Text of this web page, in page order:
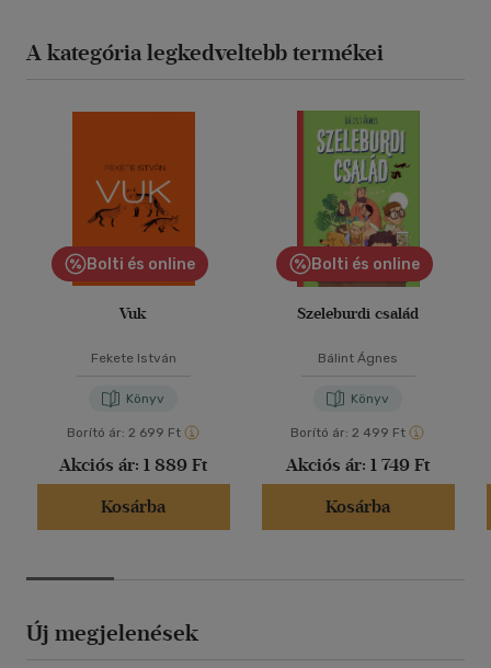
A kategória legkedveltebb termékei
Bolti és online
Vuk
Fekete István
Könyv
Borító ár: 2 699 Ft
Akciós ár: 1 889 Ft
Kosárba
Bolti és online
Szeleburdi család
Bálint Ágnes
Könyv
Borító ár: 2 499 Ft
Akciós ár: 1 749 Ft
Kosárba
Új megjelenések